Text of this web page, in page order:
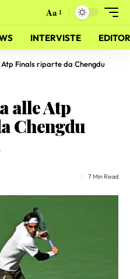
Aa
INTERVISTE
Finals riparte da Chengdu
alle Atp
Chengdu
7 Min Read